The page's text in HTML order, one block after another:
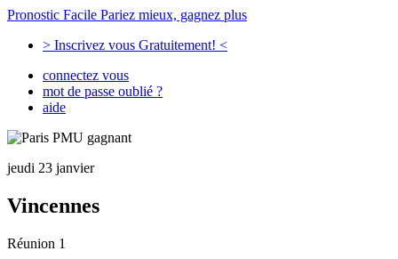
Pronostic Facile Pariez mieux, gagnez plus
> Inscrivez vous Gratuitement! <
connectez vous
mot de passe oublié ?
aide
jeudi 23 janvier
Vincennes
Réunion 1